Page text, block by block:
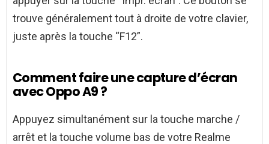
trouve généralement tout à droite de votre clavier,
juste après la touche “F12”.
Comment faire une capture d’écran
avec Oppo A9 ?
Appuyez simultanément sur la touche marche /
arrêt et la touche volume bas de votre Realme